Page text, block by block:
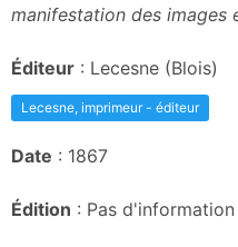
manifestation des images
Éditeur : Lecesne (Blois)
Lecesne, imprimeur - éditeur
Date : 1867
Édition : Pas d'information